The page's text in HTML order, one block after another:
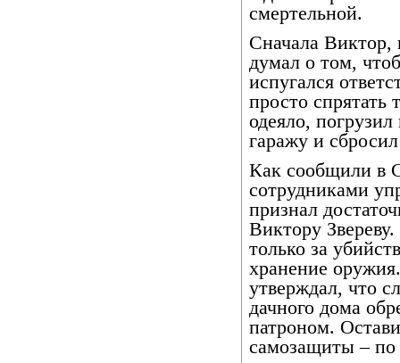
смертельной.
Сначала Виктор,
думал о том,
испугался
просто спрятать
одеяло,
гаражу и
Как сообщили в
сотрудниками
признал
Виктору
только за
хранение
утверждал, что
дачного дома
патроном.
самозащиты – по